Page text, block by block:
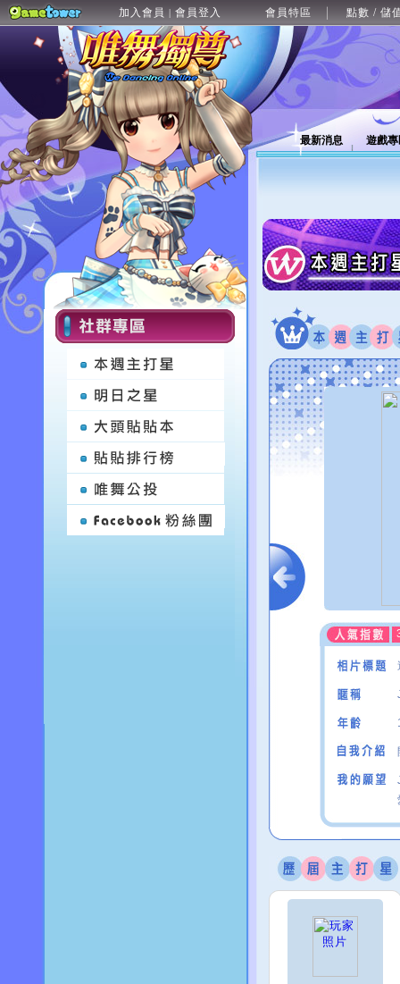
加入會員 | 會員登入 會員特區 點數 / 儲
最新消息 遊戲